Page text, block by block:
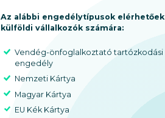
Az alábbi engedélytípusok elérhetőek
külföldi vállalkozók számára:
Vendég-önfoglalkoztató tartózkodási
engedély
Nemzeti Kártya
Magyar Kártya
EU Kék Kártya